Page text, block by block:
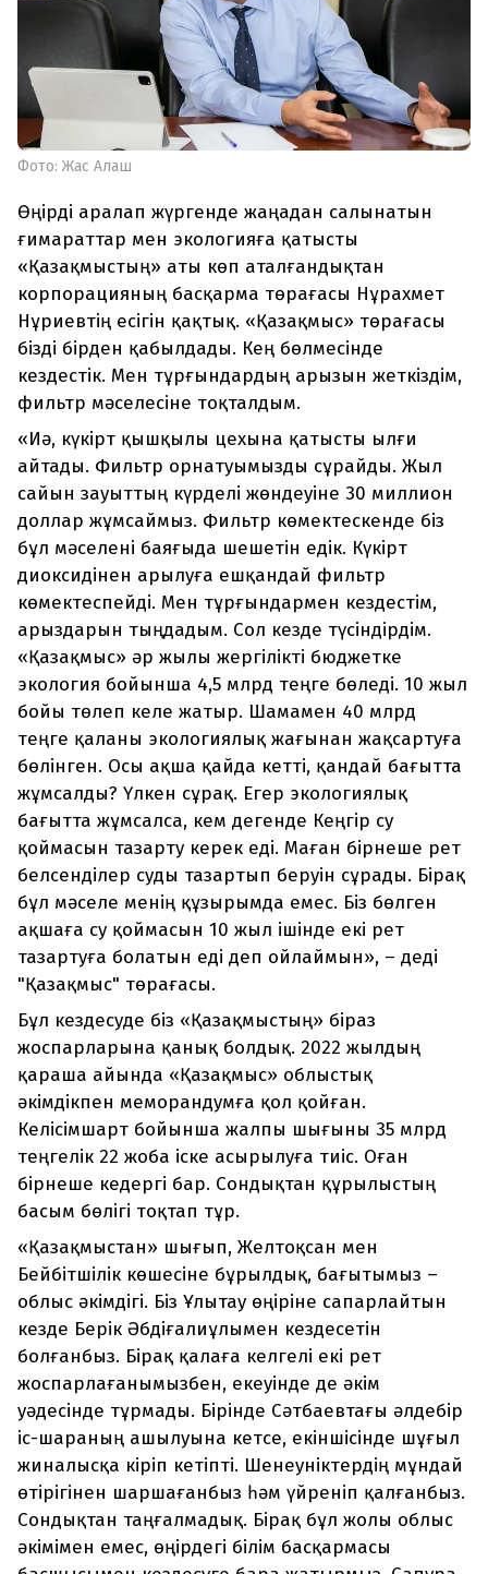
Фото: Жас Алаш
Өңірді аралап жүргенде жаңадан салынатын
ғимараттар мен экологияға қатысты
«Қазақмыстың» аты көп аталғандықтан
корпорацияның басқарма төрағасы Нұрахмет
Нұриевтің есігін қақтық. «Қазақмыс» төрағасы
бізді бірден қабылдады. Кең бөлмесінде
кездестік. Мен тұрғындардың арызын жеткіздім,
фильтр мәселесіне тоқталдым.
«Иә, күкірт қышқылы цехына қатысты ылғи
айтады. Фильтр орнатуымызды сұрайды. Жыл
сайын зауыттың күрделі жөндеуіне 30 миллион
доллар жұмсаймыз. Фильтр көмектескенде біз
бұл мәселені баяғыда шешетін едік. Күкірт
диоксидінен арылуға ешқандай фильтр
көмектеспейді. Мен тұрғындармен кездестім,
арыздарын тыңдадым. Сол кезде түсіндірдім.
«Қазақмыс» әр жылы жергілікті бюджетке
экология бойынша 4,5 млрд теңге бөледі. 10 жыл
бойы төлеп келе жатыр. Шамамен 40 млрд
теңге қаланы экологиялық жағынан жақсартуға
бөлінген. Осы ақша қайда кетті, қандай бағытта
жұмсалды? Үлкен сұрақ. Егер экологиялық
бағытта жұмсалса, кем дегенде Кеңгір су
қоймасын тазарту керек еді. Маған бірнеше рет
белсенділер суды тазартып беруін сұрады. Бірақ
бұл мәселе менің құзырымда емес. Біз бөлген
ақшаға су қоймасын 10 жыл ішінде екі рет
тазартуға болатын еді деп ойлаймын», – деді
"Қазақмыс" төрағасы.
Бұл кездесуде біз «Қазақмыстың» біраз
жоспарларына қанық болдық. 2022 жылдың
қараша айында «Қазақмыс» облыстық
әкімдікпен меморандумға қол қойған.
Келісімшарт бойынша жалпы шығыны 35 млрд
теңгелік 22 жоба іске асырылуға тиіс. Оған
бірнеше кедергі бар. Сондықтан құрылыстың
басым бөлігі тоқтап тұр.
«Қазақмыстан» шығып, Желтоқсан мен
Бейбітшілік көшесіне бұрылдық, бағытымыз –
облыс әкімдігі. Біз Ұлытау өңіріне сапарлайтын
кезде Берік Әбдіғалиұлымен кездесетін
болғанбыз. Бірақ қалаға келгелі екі рет
жоспарлағанымызбен, екеуінде де әкім
уәдесінде тұрмады. Бірінде Сәтбаевтағы әлдебір
іс-шараның ашылуына кетсе, екіншісінде шұғыл
жиналысқа кіріп кетіпті. Шенеуніктердің мұндай
өтірігінен шаршағанбыз һәм үйреніп қалғанбыз.
Сондықтан таңғалмадық. Бірақ бұл жолы облыс
әкімімен емес, өңірдегі білім басқармасы